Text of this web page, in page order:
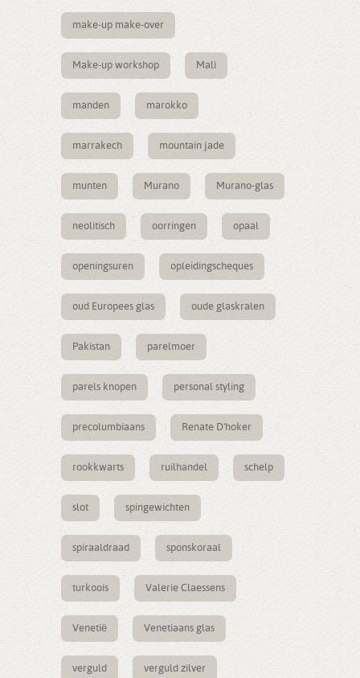
make-up make-over
Make-up workshop Mali
manden marokko
marrakech mountain jade
munten Murano Murano-glas
neolitisch oorringen opaal
openingsuren opleidingscheques
oud Europees glas oude glaskralen
Pakistan parelmoer
parels knopen personal styling
precolumbiaans Renate D'hoker
rookkwarts ruilhandel schelp
slot spingewichten
spiraaldraad sponskoraal
turkoois Valerie Claessens
Venetië Venetiaans glas
verguld verguld zilver